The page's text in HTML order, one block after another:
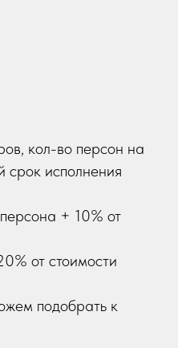
кол-во персон на
срок исполнения
+ 10% от
от стоимости
подобрать к